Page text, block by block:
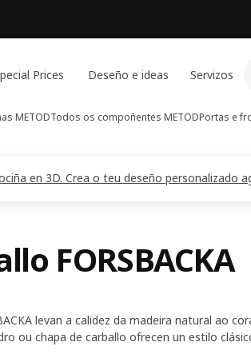
Prices Deseño e ideas Servizos
METODTodos os compoñentes METODPortas e
en 3D. Crea o teu deseño personalizado
FORSBACKA
levan a calidez da madeira natural ao
ou chapa de carballo ofrecen un estilo
que prefiras para crear unha cociña